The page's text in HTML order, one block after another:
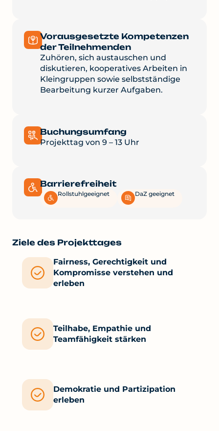
Vorausgesetzte Kompetenzen
der Teilnehmenden
Zuhören, sich austauschen und
diskutieren, kooperatives Arbeiten in
Kleingruppen sowie selbstständige
Bearbeitung kurzer Aufgaben.
Buchungsumfang
Projekttag von 9 – 13 Uhr
Barrierefreiheit
Rollstuhlgeeignet DaZ geeignet
Ziele des Projekttages
Fairness, Gerechtigkeit und
Kompromisse verstehen und
erleben
Teilhabe, Empathie und
Teamfähigkeit stärken
Demokratie und Partizipation
erleben